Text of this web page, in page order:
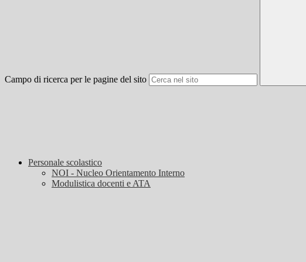
Campo di ricerca per le pagine del sito
Personale scolastico
NOI - Nucleo Orientamento Interno
Modulistica docenti e ATA